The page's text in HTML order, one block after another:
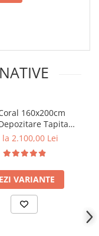
160x200cm
Tapitat
bej Somiera
2.100,00 Lei
VARIANTE